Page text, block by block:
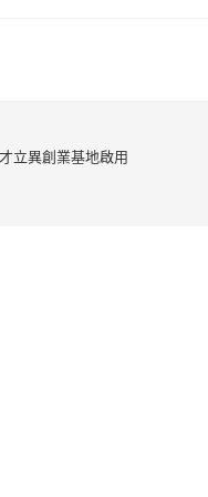
立異創業基地啟用